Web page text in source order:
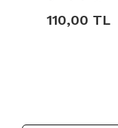
110,00 TL